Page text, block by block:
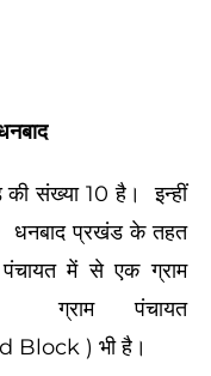
संख्या 10 है। इन्हीं
धनबाद प्रखंड के तहत
में से एक ग्राम
पंचायत
Block ) भी है।